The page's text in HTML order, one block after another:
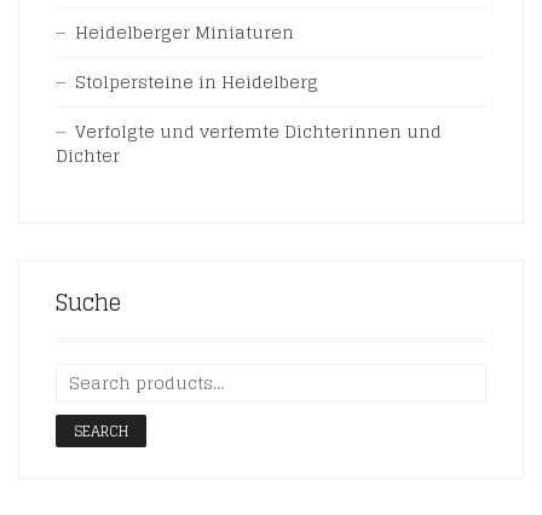
Heidelberger Miniaturen
Stolpersteine in Heidelberg
Verfolgte und verfemte Dichterinnen und
Dichter
Suche
SEARCH